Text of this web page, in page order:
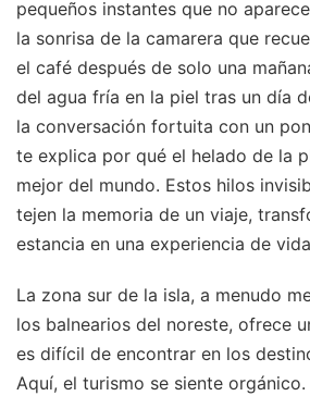
pequeños instantes que no
la sonrisa de la camarera que
el café después de solo una
del agua fría en la piel tras un día
la conversación fortuita con un
te explica por qué el helado de la
mejor del mundo. Estos hilos
tejen la memoria de un viaje,
estancia en una experiencia de
La zona sur de la isla, a menudo
los balnearios del noreste, ofrece
es difícil de encontrar en los
Aquí, el turismo se siente